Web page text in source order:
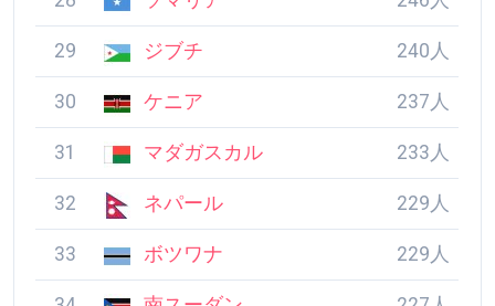
30 ケニア 237人
31 マダガスカル 233人
32 ネパール 229人
33 ボツワナ 229人
34 南スーダン 227人
35 バングラデシュ 221人